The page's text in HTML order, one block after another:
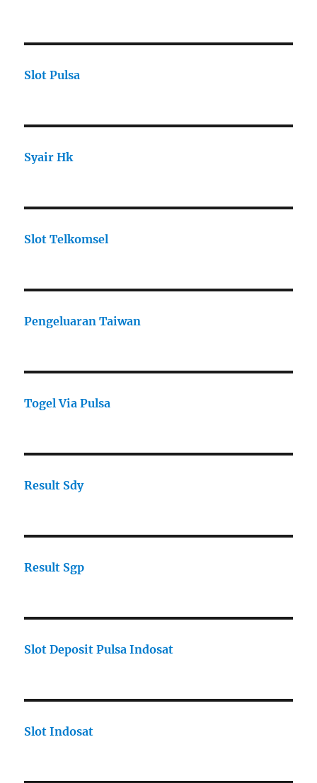
Slot Pulsa
Syair Hk
Slot Telkomsel
Pengeluaran Taiwan
Togel Via Pulsa
Result Sdy
Result Sgp
Slot Deposit Pulsa Indosat
Slot Indosat